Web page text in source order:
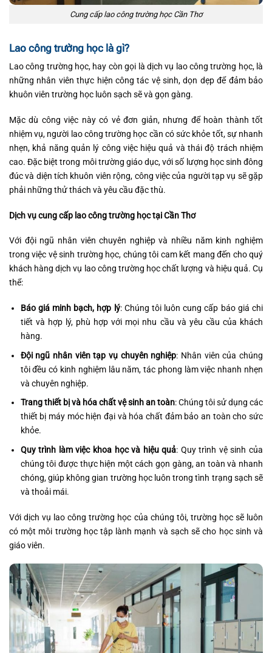
Cung cấp lao công trường học Cần Thơ
Lao công trường học là gì?
Lao công trường học, hay còn gọi là dịch vụ lao công trường học, là
những nhân viên thực hiện công tác vệ sinh, dọn dẹp để đảm bảo
khuôn viên trường học luôn sạch sẽ và gọn gàng.
Mặc dù công việc này có vẻ đơn giản, nhưng để hoàn thành tốt
nhiệm vụ, người lao công trường học cần có sức khỏe tốt, sự nhanh
nhẹn, khả năng quản lý công việc hiệu quả và thái độ trách nhiệm
cao. Đặc biệt trong môi trường giáo dục, với số lượng học sinh đông
đúc và diện tích khuôn viên rộng, công việc của người tạp vụ sẽ gặp
phải những thử thách và yêu cầu đặc thù.
Dịch vụ cung cấp lao công trường học tại Cần Thơ
Với đội ngũ nhân viên chuyên nghiệp và nhiều năm kinh nghiệm
trong việc vệ sinh trường học, chúng tôi cam kết mang đến cho quý
khách hàng dịch vụ lao công trường học chất lượng và hiệu quả. Cụ
thể:
Báo giá minh bạch, hợp lý: Chúng tôi luôn cung cấp báo giá chi
tiết và hợp lý, phù hợp với mọi nhu cầu và yêu cầu của khách
hàng.
Đội ngũ nhân viên tạp vụ chuyên nghiệp: Nhân viên của chúng
tôi đều có kinh nghiệm lâu năm, tác phong làm việc nhanh nhẹn
và chuyên nghiệp.
Trang thiết bị và hóa chất vệ sinh an toàn: Chúng tôi sử dụng các
thiết bị máy móc hiện đại và hóa chất đảm bảo an toàn cho sức
khỏe.
Quy trình làm việc khoa học và hiệu quả: Quy trình vệ sinh của
chúng tôi được thực hiện một cách gọn gàng, an toàn và nhanh
chóng, giúp không gian trường học luôn trong tình trạng sạch sẽ
và thoải mái.
Với dịch vụ lao công trường học của chúng tôi, trường học sẽ luôn
có một môi trường học tập lành mạnh và sạch sẽ cho học sinh và
giáo viên.